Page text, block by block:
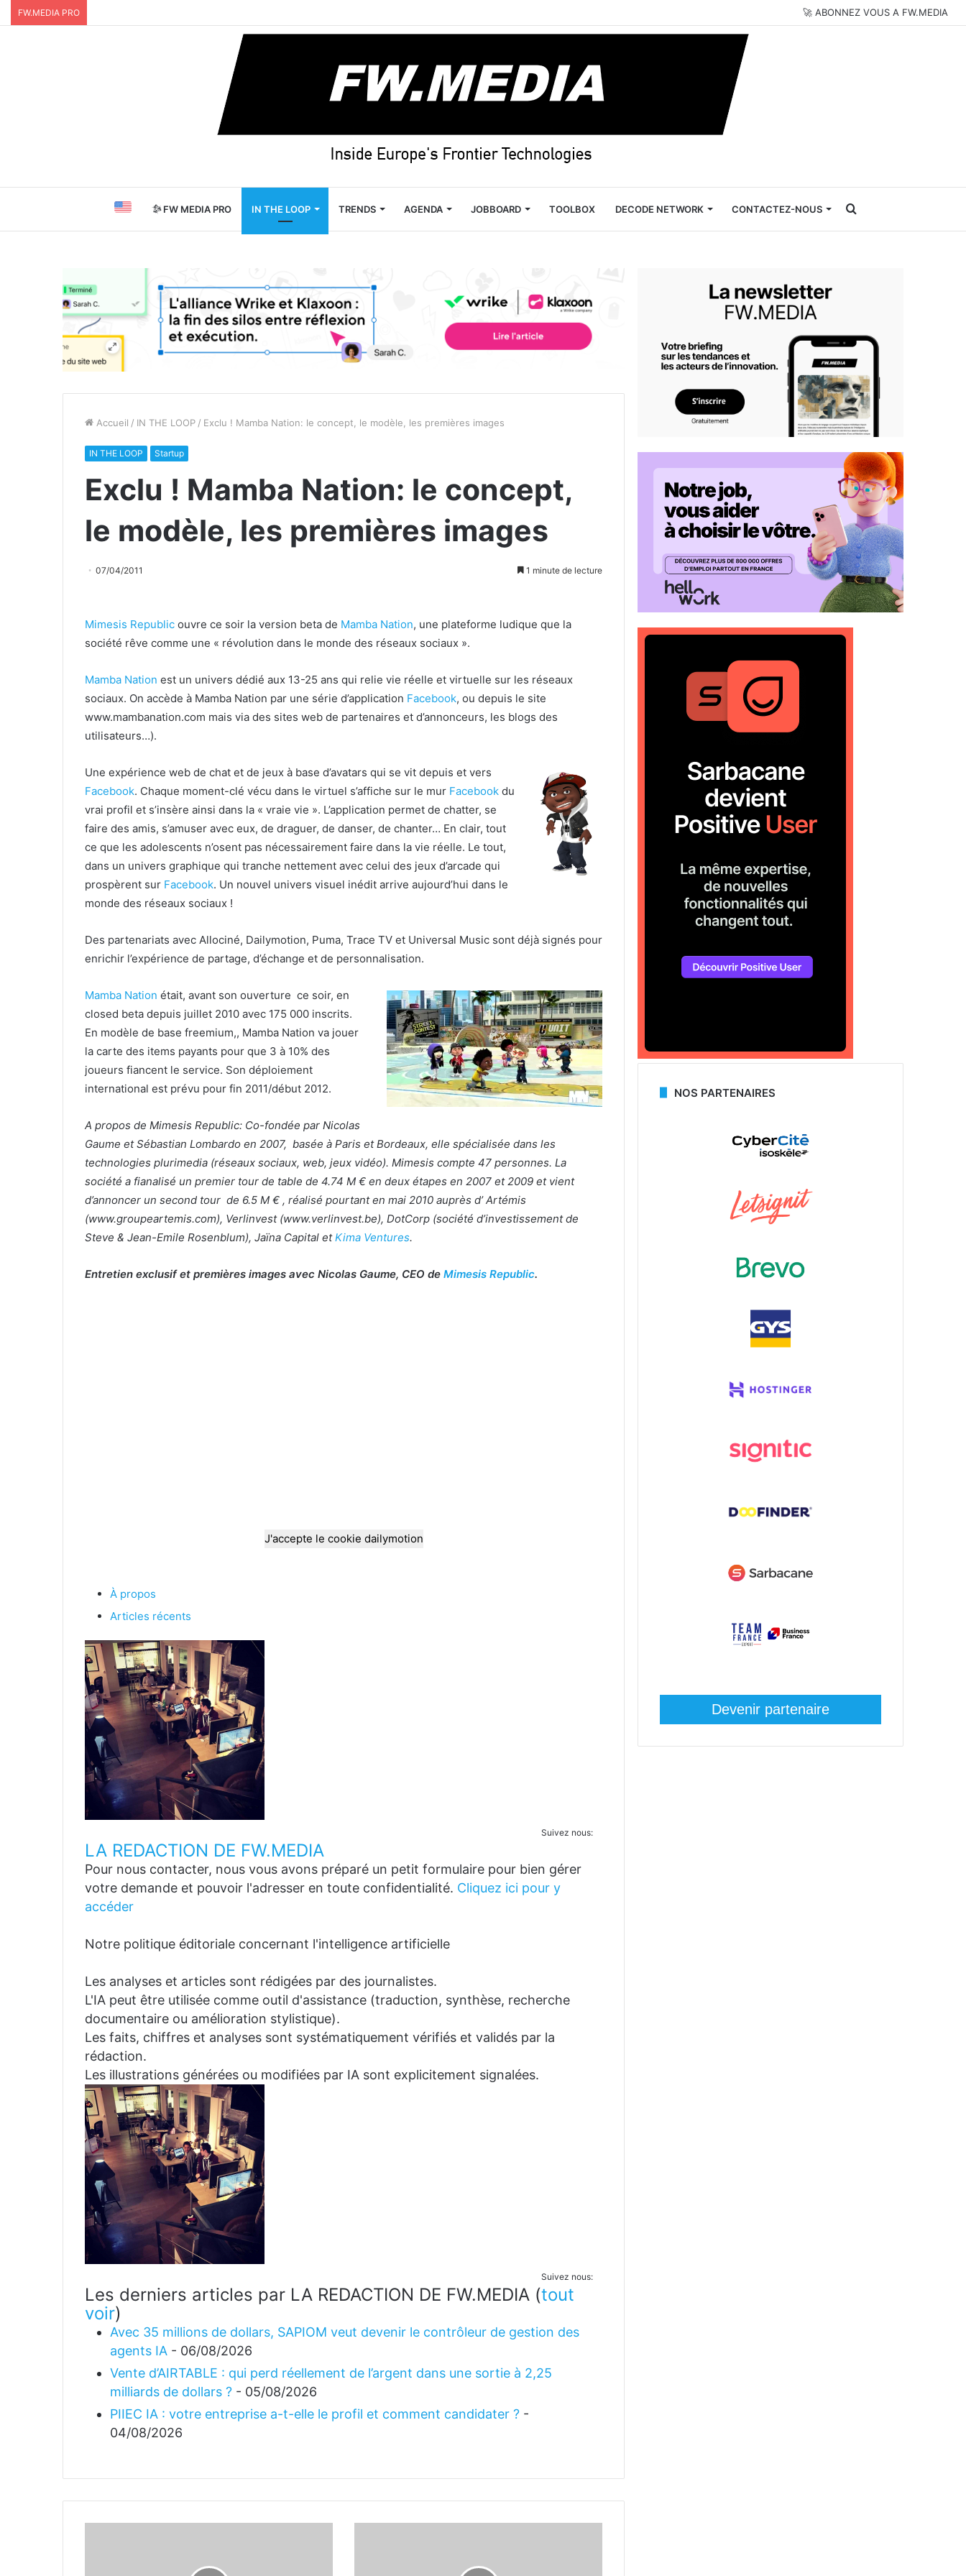
FW.MEDIA PRO 🚀 ABONNEZ VOUS A FW.MEDIA
FW MEDIA PRO IN THE LOOP TRENDS AGENDA JOBBOARD TOOLBOX DECODE NETWORK CONTACTEZ-NOUS Rechercher
Accueil / IN THE LOOP / Exclu ! Mamba Nation: le concept, le modèle, les premières images
IN THE LOOP Startup
Exclu ! Mamba Nation: le concept,
le modèle, les premières images
07/04/2011 1 minute de lecture
Mimesis Republic ouvre ce soir la version beta de Mamba Nation, une plateforme ludique que la
société rêve comme une « révolution dans le monde des réseaux sociaux ».
Mamba Nation est un univers dédié aux 13-25 ans qui relie vie réelle et virtuelle sur les réseaux
sociaux. On accède à Mamba Nation par une série d’application Facebook, ou depuis le site
www.mambanation.com mais via des sites web de partenaires et d’annonceurs, les blogs des
utilisateurs…).
Une expérience web de chat et de jeux à base d’avatars qui se vit depuis et vers
Facebook. Chaque moment-clé vécu dans le virtuel s’affiche sur le mur Facebook du
vrai profil et s’insère ainsi dans la « vraie vie ». L’application permet de chatter, se
faire des amis, s’amuser avec eux, de draguer, de danser, de chanter… En clair, tout
ce que les adolescents n’osent pas nécessairement faire dans la vie réelle. Le tout,
dans un univers graphique qui tranche nettement avec celui des jeux d’arcade qui
prospèrent sur Facebook. Un nouvel univers visuel inédit arrive aujourd’hui dans le
monde des réseaux sociaux !
Des partenariats avec Allociné, Dailymotion, Puma, Trace TV et Universal Music sont déjà signés pour
enrichir l’expérience de partage, d’échange et de personnalisation.
Mamba Nation était, avant son ouverture ce soir, en
closed beta depuis juillet 2010 avec 175 000 inscrits.
En modèle de base freemium,, Mamba Nation va jouer
la carte des items payants pour que 3 à 10% des
joueurs fiancent le service. Son déploiement
international est prévu pour fin 2011/début 2012.
A propos de Mimesis Republic: Co-fondée par Nicolas
Gaume et Sébastian Lombardo en 2007, basée à Paris et Bordeaux, elle spécialisée dans les
technologies plurimedia (réseaux sociaux, web, jeux vidéo). Mimesis compte 47 personnes. La
société a fianalisé un premier tour de table de 4.74 M € en deux étapes en 2007 et 2009 et vient
d’annoncer un second tour de 6.5 M € , réalisé pourtant en mai 2010 auprès d’ Artémis
(www.groupeartemis.com), Verlinvest (www.verlinvest.be), DotCorp (société d’investissement de
Steve & Jean-Emile Rosenblum), Jaïna Capital etKima Ventures.
Entretien exclusif et premières images avec Nicolas Gaume, CEO de Mimesis Republic.
J'accepte le cookie dailymotion
À propos
Articles récents
Suivez nous:
LA REDACTION DE FW.MEDIA
Pour nous contacter, nous vous avons préparé un petit formulaire pour bien gérer
votre demande et pouvoir l'adresser en toute confidentialité. Cliquez ici pour y
accéder
Notre politique éditoriale concernant l'intelligence artificielle
Les analyses et articles sont rédigées par des journalistes.
L'IA peut être utilisée comme outil d'assistance (traduction, synthèse, recherche
documentaire ou amélioration stylistique).
Les faits, chiffres et analyses sont systématiquement vérifiés et validés par la
rédaction.
Les illustrations générées ou modifiées par IA sont explicitement signalées.
Suivez nous:
Les derniers articles par LA REDACTION DE FW.MEDIA (tout
voir)
Avec 35 millions de dollars, SAPIOM veut devenir le contrôleur de gestion des
agents IA - 06/08/2026
Vente d’AIRTABLE : qui perd réellement de l’argent dans une sortie à 2,25
milliards de dollars ? - 05/08/2026
PIIEC IA : votre entreprise a-t-elle le profil et comment candidater ? -
04/08/2026
NOS PARTENAIRES
Devenir partenaire